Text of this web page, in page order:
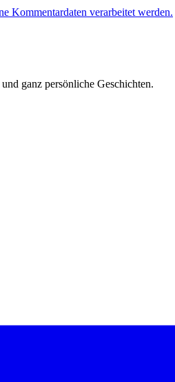
Kommentardaten verarbeitet werden.
ganz persönliche Geschichten.